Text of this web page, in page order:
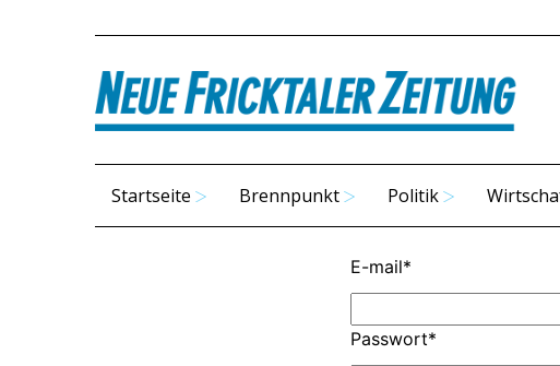
Startseite Brennpunkt Politik
E-mail*
Passwort*